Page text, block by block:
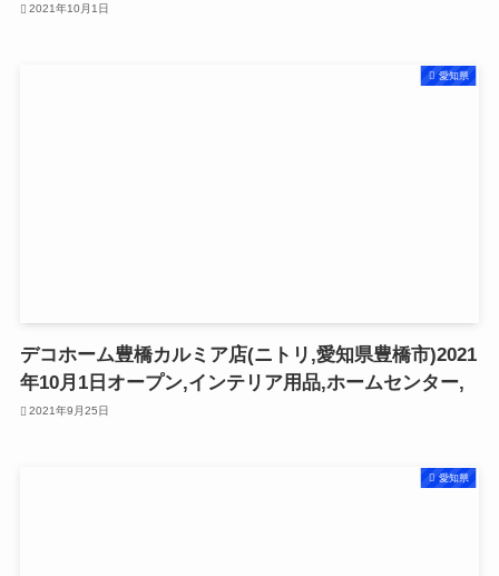
2021年10月1日
愛知県
デコホーム豊橋カルミア店(ニトリ,愛知県豊橋市)2021
年10月1日オープン,インテリア用品,ホームセンター,
2021年9月25日
愛知県